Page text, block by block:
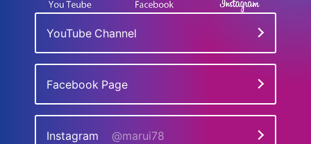
YouTube Channel
Facebook Page
Instagram @marui78